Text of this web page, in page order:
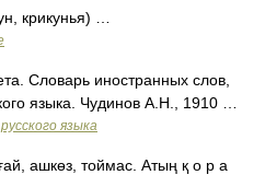
крикунья) …
Словарь иностранных слов,
языка. Чудинов А.Н., 1910 …
языка
ашкөз, тоймас. Атың қ о р а